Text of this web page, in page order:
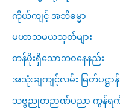
ကိုယ်ကျင့် အဘိဓမ္မာ
မဟာသမယသုတ်များ
တန်ဖိုးရှိသောဘဝနေနည်း
အသုံးချကျင့်လမ်း မြတ်ပဋ္ဌာန်
သဗ္ဗညုတဉာဏ်ပညာ ကွန်ရက်